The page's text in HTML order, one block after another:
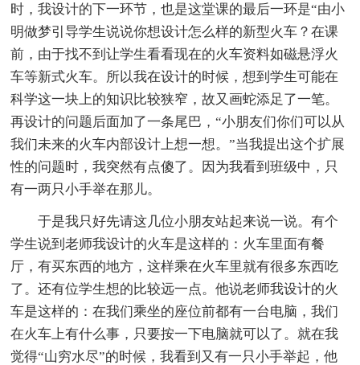
时，我设计的下一环节，也是这堂课的最后一环是“由小
明做梦引导学生说说你想设计怎么样的新型火车？在课
前，由于找不到让学生看看现在的火车资料如磁悬浮火
车等新式火车。所以我在设计的时候，想到学生可能在
科学这一块上的知识比较狭窄，故又画蛇添足了一笔。
再设计的问题后面加了一条尾巴，“小朋友们你们可以从
我们未来的火车内部设计上想一想。”当我提出这个扩展
性的问题时，我突然有点傻了。因为我看到班级中，只
有一两只小手举在那儿。
于是我只好先请这几位小朋友站起来说一说。有个
学生说到老师我设计的火车是这样的：火车里面有餐
厅，有买东西的地方，这样乘在火车里就有很多东西吃
了。还有位学生想的比较远一点。他说老师我设计的火
车是这样的：在我们乘坐的座位前都有一台电脑，我们
在火车上有什么事，只要按一下电脑就可以了。就在我
觉得“山穷水尽”的时候，我看到又有一只小手举起，他